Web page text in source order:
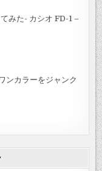
みた- カシオ FD-1 –
ンカラーをジャンク